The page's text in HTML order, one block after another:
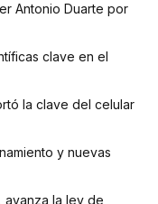
Antonio Duarte por
clave en el
la clave del celular
y nuevas
avanza la ley de